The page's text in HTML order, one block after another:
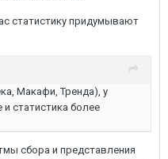
статистику придумывают
Макафи, Тренда), у
статистика более
сбора и представления